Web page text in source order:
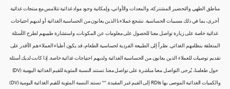
مناطق الطهي والتحضير المشتركة، والمعدات والأواني، وإمكانية وجود مواد غذائية تتلامس مع منتجات غذائية
أخرى، بما في ذلك مسببات الحساسية. نشجع عملاءنا الذين يعانون من الحساسية الغذائية أو لديهم احتياجات
غذائية خاصة على زيارة تواصل معنا للحصول على معلومات عن المكونات، واستشارة طبيبهم لطرح الأسئلة
المتعلقة بنظامهم الغذائي. نظراً إلى الطبيعة الفردية لحساسية الطعام، قد يكون أطباء العملاء هم الأقدر على
تقديم توصيات للعملاء الذين يعانون من الحساسية الغذائية ولديهم احتياجات غذائية خاصة. إذا كانت لديك أسئلة
حول طعامنا، يُرجى التواصل معنا مباشرة على تواصل معنا. تستند النسبة المئوية للقيم الغذائية اليومية (DV)
والكميات الغذائية الموصى بها RDIs إلى القيم غير المقيدة. ** تستند النسبة المئوية للقيم الغذائية اليومية (DV)